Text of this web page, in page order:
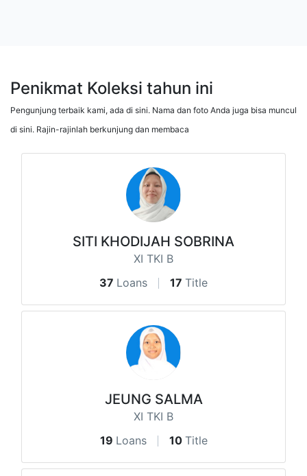
Penikmat Koleksi tahun ini
Pengunjung terbaik kami, ada di sini. Nama dan foto Anda juga bisa muncul
di sini. Rajin-rajinlah berkunjung dan membaca
SITI KHODIJAH SOBRINA
XI TKI B
37 Loans 17 Title
JEUNG SALMA
XI TKI B
19 Loans 10 Title